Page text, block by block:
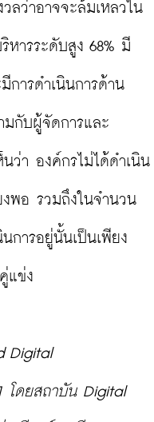
ลว่าอาจจะล้มเหลวใน
หารระดับสูง 68% มี
การดำเนินการด้าน
กับผู้จัดการและ
ว่า องค์กรไม่ได้ดำเนิน
พอ รวมถึงในจำนวน
การอยู่นั้นเป็นเพียง
แข่ง
Digital
โดยสถาบัน Digital